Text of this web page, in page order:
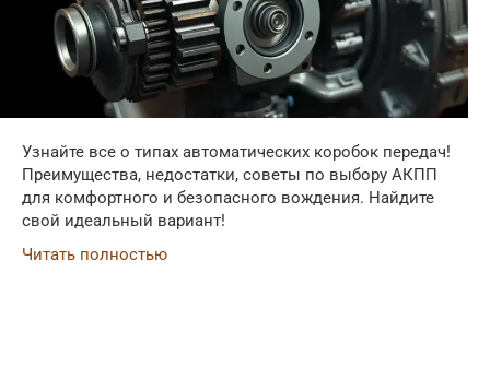
Узнайте все о типах автоматических коробок передач!
Преимущества, недостатки, советы по выбору АКПП
для комфортного и безопасного вождения. Найдите
свой идеальный вариант!
Читать полностью